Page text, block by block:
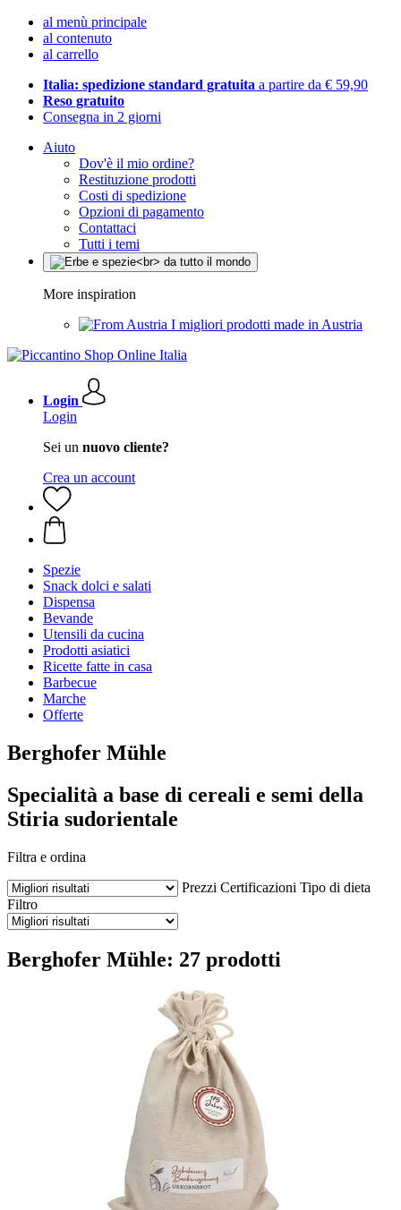
al menù principale
al contenuto
al carrello
Italia: spedizione standard gratuita a partire da € 59,90
Reso gratuito
Consegna in 2 giorni
Aiuto
Dov'è il mio ordine?
Restituzione prodotti
Costi di spedizione
Opzioni di pagamento
Contattaci
Tutti i temi
More inspiration
I migliori prodotti made in Austria
Login
Login
Sei un nuovo cliente?
Crea un account
Spezie
Snack dolci e salati
Dispensa
Bevande
Utensili da cucina
Prodotti asiatici
Ricette fatte in casa
Barbecue
Marche
Offerte
Berghofer Mühle
Specialità a base di cereali e semi della
Stiria sudorientale
Filtra e ordina
Prezzi Certificazioni Tipo di dieta
Filtro
Berghofer Mühle: 27 prodotti